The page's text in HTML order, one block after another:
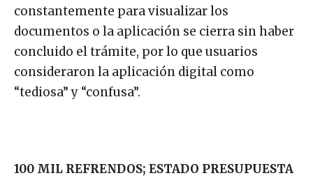
constantemente para visualizar los
documentos o la aplicación se cierra sin haber
concluido el trámite, por lo que usuarios
consideraron la aplicación digital como
“tediosa” y “confusa”.
100 MIL REFRENDOS; ESTADO PRESUPUESTA